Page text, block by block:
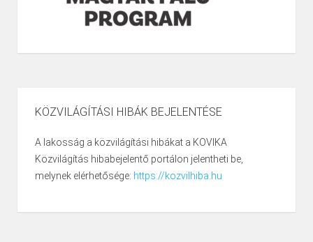
KÖZVILÁGÍTÁSI HIBÁK BEJELENTÉSE
A lakosság a közvilágítási hibákat a KOVIKA
Közvilágítás hibabejelentő portálon jelentheti be,
melynek elérhetősége: https://kozvilhiba.hu